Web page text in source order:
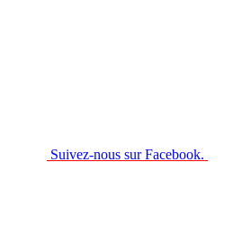
Suivez-nous sur Facebook.